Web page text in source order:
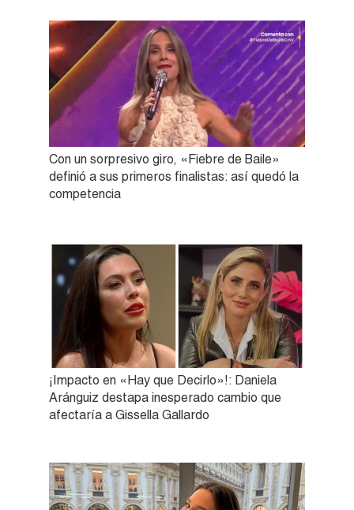
Con un sorpresivo giro, «Fiebre de Baile»
definió a sus primeros finalistas: así quedó la
competencia
¡Impacto en «Hay que Decirlo»!: Daniela
Aránguiz destapa inesperado cambio que
afectaría a Gissella Gallardo